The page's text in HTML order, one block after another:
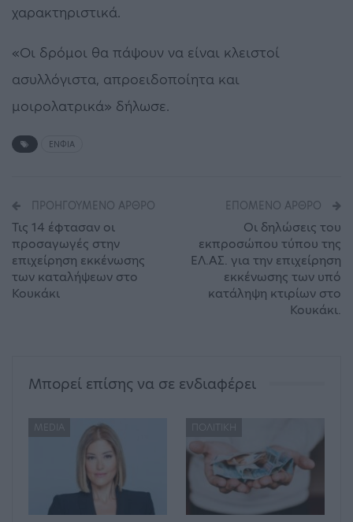
χαρακτηριστικά.
«Οι δρόμοι θα πάψουν να είναι κλειστοί
ασυλλόγιστα, απροειδοποίητα και
μοιρολατρικά» δήλωσε.
ΕΝΦΙΑ
ΠΡΟΗΓΟΎΜΕΝΟ ΆΡΘΡΟ
Τις 14 έφτασαν οι
προσαγωγές στην
επιχείρηση εκκένωσης
των καταλήψεων στο
Κουκάκι
ΕΠΌΜΕΝΟ ΆΡΘΡΟ
Οι δηλώσεις του
εκπροσώπου τύπου της
ΕΛ.ΑΣ. για την επιχείρηση
εκκένωσης των υπό
κατάληψη κτιρίων στο
Κουκάκι.
Μπορεί επίσης να σε ενδιαφέρει
MEDIA ΠΟΛΙΤΙΚΉ